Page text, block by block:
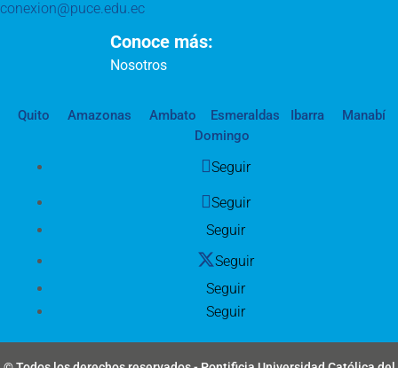
conexion@puce.edu.ec
Conoce más:
Nosotros
Quito Amazonas Ambato Esmeraldas Ibarra
Manabí
Domingo
Seguir
Seguir
Seguir
Seguir
Seguir
Seguir